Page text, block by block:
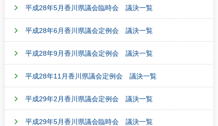
平成28年5月香川県議会臨時会 議決一覧
平成28年6月香川県議会定例会 議決一覧
平成28年9月香川県議会定例会 議決一覧
平成28年11月香川県議会定例会 議決一覧
平成29年2月香川県議会定例会 議決一覧
平成29年5月香川県議会臨時会 議決一覧